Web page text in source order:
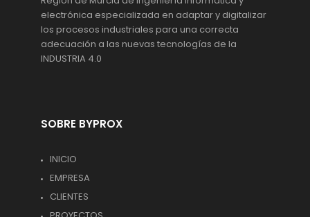
electrónica especializada en adaptar y digitalizar
los procesos industriales para una correcta
adecuación a las nuevas tecnologías de la
INDUSTRIA 4.0
SOBRE BYPROX
INICIO
EMPRESA
CLIENTES